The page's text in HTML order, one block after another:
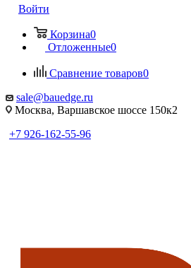
Войти
Корзина0
Отложенные0
Сравнение товаров0
sale@bauedge.ru
Москва, Варшавское шоссе 150к2
+7 926-162-55-96